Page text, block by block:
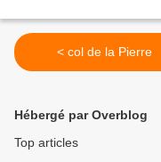
< col de la Pierre
Hébergé par Overblog
Top articles